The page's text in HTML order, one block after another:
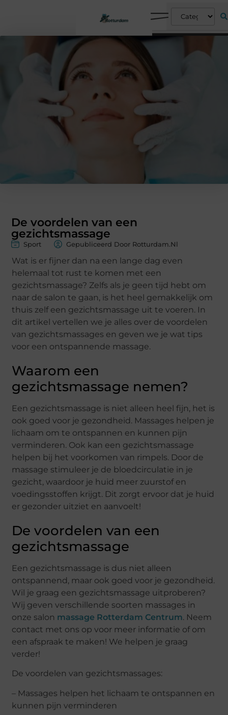
De voordelen van een
gezichtsmassage
Sport Gepubliceerd Door Rotturdam.nl
Wat is er fijner dan na een lange dag even
helemaal tot rust te komen met een
gezichtsmassage? Zelfs als je geen tijd hebt om
naar de salon te gaan, is het heel gemakkelijk om
thuis zelf een gezichtsmassage uit te voeren. In
dit artikel vertellen we je alles over de voordelen
van gezichtsmassages en geven we je wat tips
voor een ontspannende massage.
Waarom een
gezichtsmassage nemen?
Een gezichtsmassage is niet alleen heel fijn, het is
ook goed voor je gezondheid. Massages helpen je
lichaam om te ontspannen en kunnen pijn
verminderen. Ook kan een gezichtsmassage
helpen bij het voorkomen van rimpels. Door de
massage stimuleer je de bloedcirculatie in je
gezicht, waardoor je huid meer zuurstof en
voedingsstoffen krijgt. Dit zorgt ervoor dat je huid
er gezonder uitziet en aanvoelt!
De voordelen van een
gezichtsmassage
Een gezichtsmassage is dus niet alleen
ontspannend, maar ook goed voor je gezondheid.
Wil je graag een gezichtsmassage uitproberen?
Wij geven verschillende soorten massages in
onze salon massage Rotterdam Centrum. Neem
contact met ons op voor meer informatie of om
een afspraak te maken! We helpen je graag
verder!
De voordelen van gezichtsmassages:
– Massages helpen het lichaam te ontspannen en
kunnen pijn verminderen